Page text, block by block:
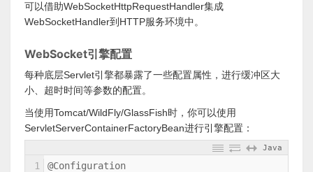
可以借助WebSocketHttpRequestHandler集成
WebSocketHandler到HTTP服务环境中。
WebSocket引擎配置
每种底层Servlet引擎都暴露了一些配置属性，进行缓冲区大
小、超时时间等参数的配置。
当使用Tomcat/WildFly/GlassFish时，你可以使用
ServletServerContainerFactoryBean进行引擎配置：
Java
1
@Configuration